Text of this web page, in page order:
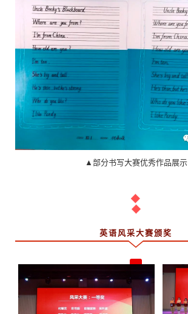
▲部分书写大赛优秀作品展示
英语风采大赛颁奖